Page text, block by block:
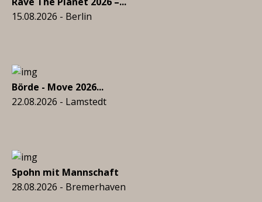
15.08.2026 - Berlin
Börde - Move 2026...
22.08.2026 - Lamstedt
Spohn mit Mannschaft
28.08.2026 - Bremerhaven